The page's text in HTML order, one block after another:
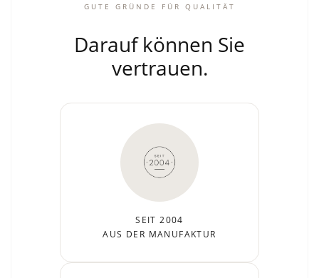
GUTE GRÜNDE FÜR QUALITÄT
Darauf können Sie
vertrauen.
SEIT 2004
AUS DER MANUFAKTUR